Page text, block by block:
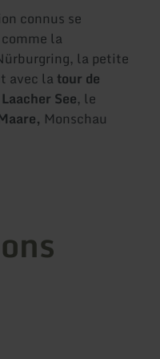
connus se
la
la petite
avec la tour de
See, le
Monschau